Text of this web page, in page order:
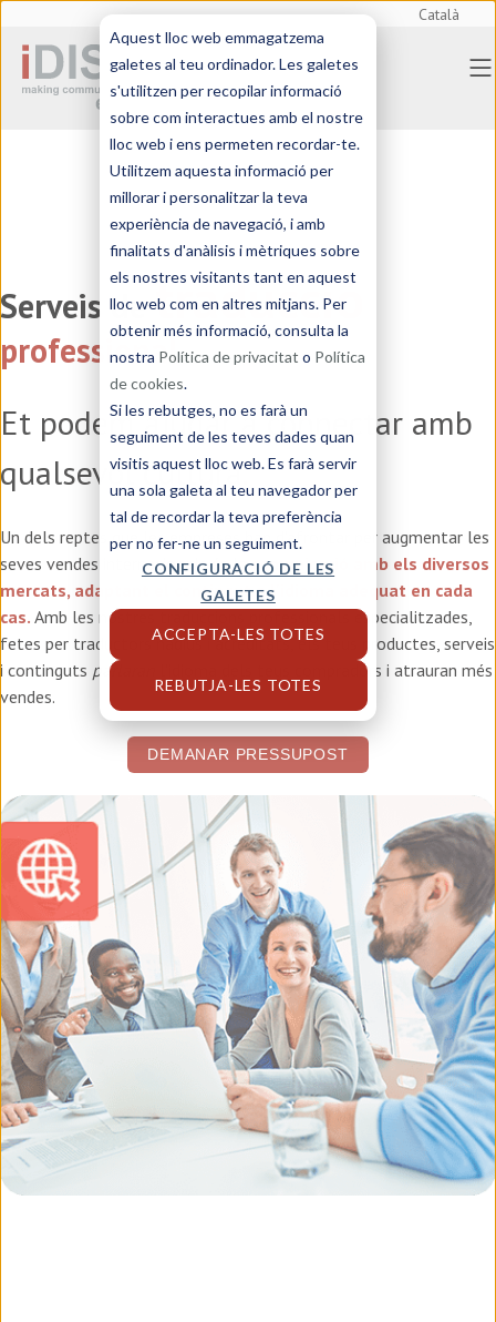
Aquest lloc web emmagatzema
galetes al teu ordinador. Les galetes
s'utilitzen per recopilar informació
sobre com interactues amb el nostre
lloc web i ens permeten recordar-te.
Utilitzem aquesta informació per
millorar i personalitzar la teva
experiència de navegació, i amb
finalitats d'anàlisis i mètriques sobre
els nostres visitants tant en aquest
lloc web com en altres mitjans. Per
obtenir més informació, consulta la
nostra Política de privacitat o Política
de cookies.
Si les rebutges, no es farà un
seguiment de les teves dades quan
visitis aquest lloc web. Es farà servir
una sola galeta al teu navegador per
tal de recordar la teva preferència
per no fer-ne un seguiment.
CONFIGURACIÓ DE LES
GALETES
ACCEPTA-LES TOTES
REBUTJA-LES TOTES
Català
Serveis detraducció
professional
Et podem ajudar a connectar amb
qualsevol cultura.
Un dels reptes que les empreses han d'afrontar per augmentar les
seves vendes internacionals és lacomunicació amb els diversos
mercats, adaptant el contingut a l'idioma adequat en cada
cas. Amb les nostres traduccions professionals especialitzades,
fetes per traductors nadius i acreditats, els teus productes, serveis
i continguts parlaran
l'idioma dels teus compradors i atrauran més
vendes.
DEMANAR PRESSUPOST